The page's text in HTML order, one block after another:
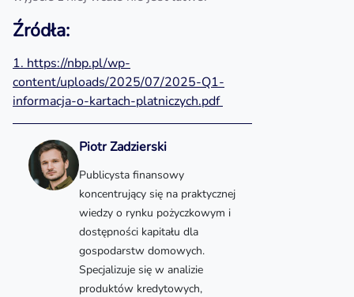
Źródła:
1. https://nbp.pl/wp-
content/uploads/2025/07/2025-Q1-
informacja-o-kartach-platniczych.pdf
Piotr Zadzierski
Publicysta finansowy
koncentrujący się na praktycznej
wiedzy o rynku pożyczkowym i
dostępności kapitału dla
gospodarstw domowych.
Specjalizuje się w analizie
produktów kredytowych,